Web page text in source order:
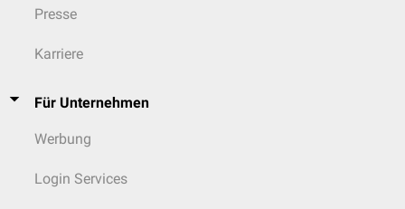
Presse
Karriere
Für Unternehmen
Werbung
Login Services